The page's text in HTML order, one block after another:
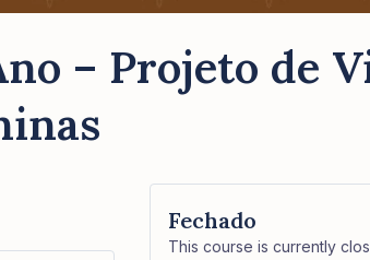
– Projeto de
Fechado
This course is currently